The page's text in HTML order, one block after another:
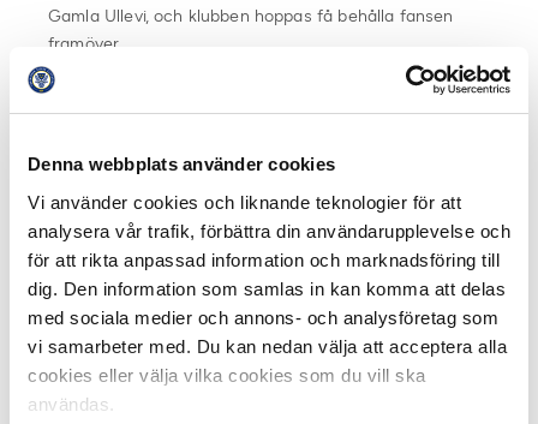
Denna webbplats använder cookies
Vi använder cookies och liknande teknologier för att
analysera vår trafik, förbättra din användarupplevelse och
för att rikta anpassad information och marknadsföring till
dig. Den information som samlas in kan komma att delas
med sociala medier och annons- och analysföretag som
vi samarbeter med. Du kan nedan välja att acceptera alla
cookies eller välja vilka cookies som du vill ska
användas.
Gamla Ullevi, och klubben hoppas få behålla fansen
framöver.
– Jag tror absolut att alla som var där igår kände att nu
Det gör även Lundybadet, ishallen och parkeringen.
arenan, men allt uppdaterat. Nytt och fräscht, menar
Marcus Jodin.
Skön puls
Före matchen invigdes arenan och Dennis Andersson i
BK Häcken fick mottaga utmärkelser från Mats Enquist